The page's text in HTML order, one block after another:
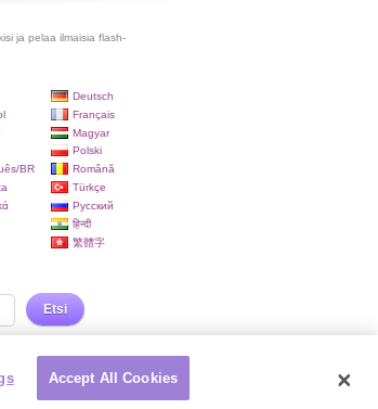
ja pelaa ilmaisia flash-
Deutsch
Français
Magyar
Polski
BR
Română
Türkçe
Русский
हिन्दी
繁體字
Etsi
Accept All Cookies